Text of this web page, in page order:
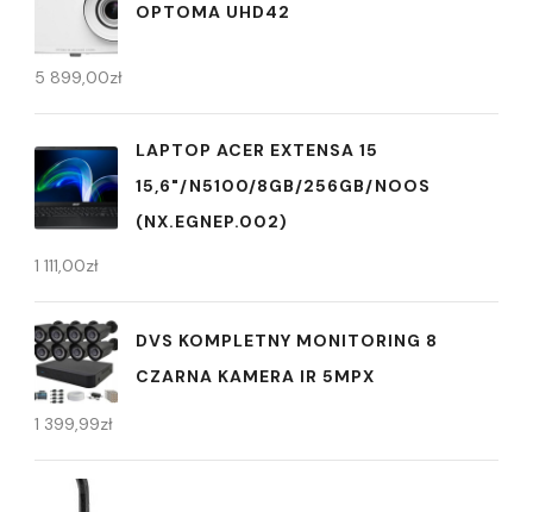
OPTOMA UHD42
5 899,00zł
LAPTOP ACER EXTENSA 15
15,6"/N5100/8GB/256GB/NOOS
(NX.EGNEP.002)
1 111,00zł
DVS KOMPLETNY MONITORING 8
CZARNA KAMERA IR 5MPX
1 399,99zł